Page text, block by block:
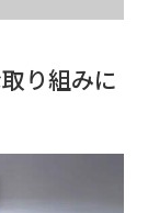
り組みに